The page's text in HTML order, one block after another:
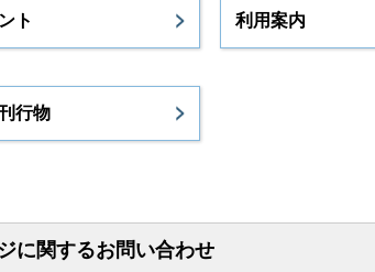
ト
行物
利用案内
に関するお問い合わせ